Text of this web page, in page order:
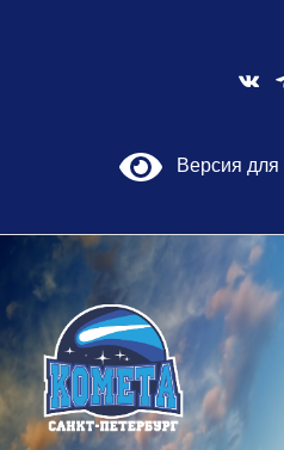
Vk
Версия